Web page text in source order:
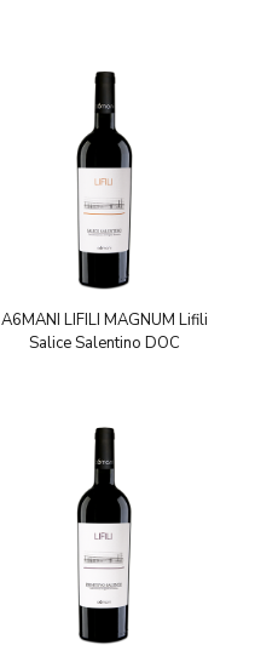
A6MANI LIFILI MAGNUM Lifili
Salice Salentino DOC